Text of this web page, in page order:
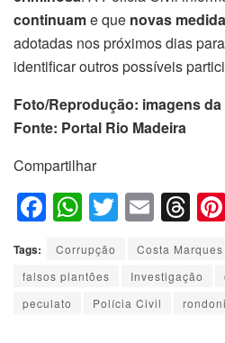
continuame que novas
adotadas nos próximos dias
identificar outros possíveis
Foto/Reprodução: imagens
Fonte: Portal Rio Madeira
Compartilhar
F
a
c
e
b
W
h
at
s
A
T
wi
tt
er
E
m
ail
T
hr
e
a
d
Tags: Corrupção Costa Marques
falsos plantões
Investigação
peculato
Polícia Civil